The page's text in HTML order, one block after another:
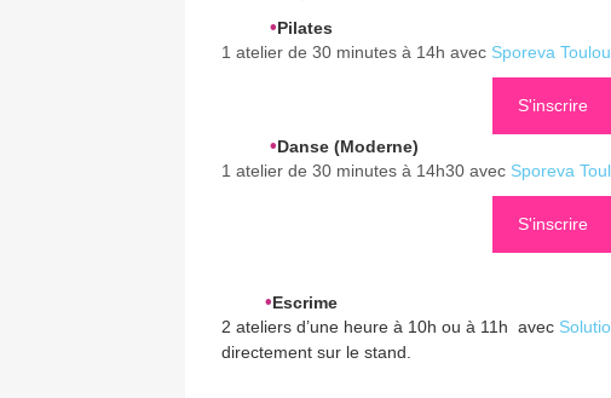
•Pilates
1 atelier de 30 minutes à 14h avec Sporeva
S'inscrire
•Danse (Moderne)
1 atelier de 30 minutes à 14h30 avec Sporeva
S'inscrire
•Escrime
2 ateliers d’une heure à 10h ou à 11h avec
directement sur le stand.